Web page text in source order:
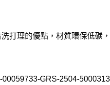
打理的優點，材質環保低碳
GRS-2504-